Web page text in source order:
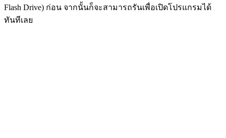
Flash Drive) ก่อน จากนั้นก็จะสามารถรันเพื่อเปิดโปรแกรมได้
ทันทีเลย